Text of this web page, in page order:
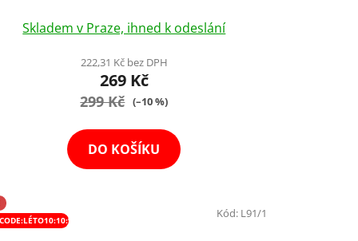
Skladem v Praze, ihned k odeslání
222,31 Kč bez DPH
269 Kč
299 Kč (–10 %)
DO KOŠÍKU
Kód: L91/1